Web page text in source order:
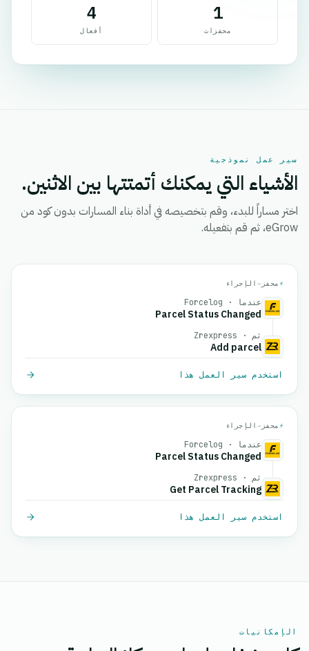
1
محفزات
4
أفعال
سير عمل نموذجية
الأشياء التي يمكنك أتمتتها بين الاثنين.
اختر مساراً للبدء، وقم بتخصيصه في أداة بناء المسارات بدون كود من
eGrow، ثم قم بتفعيله.
⚡ محفز →الإجراء
عندما · Forcelog
Parcel Status Changed
ثم · Zrexpress
Add parcel
استخدم سير العمل هذا
⚡ محفز →الإجراء
عندما · Forcelog
Parcel Status Changed
ثم · Zrexpress
Get Parcel Tracking
استخدم سير العمل هذا
الإمكانيات